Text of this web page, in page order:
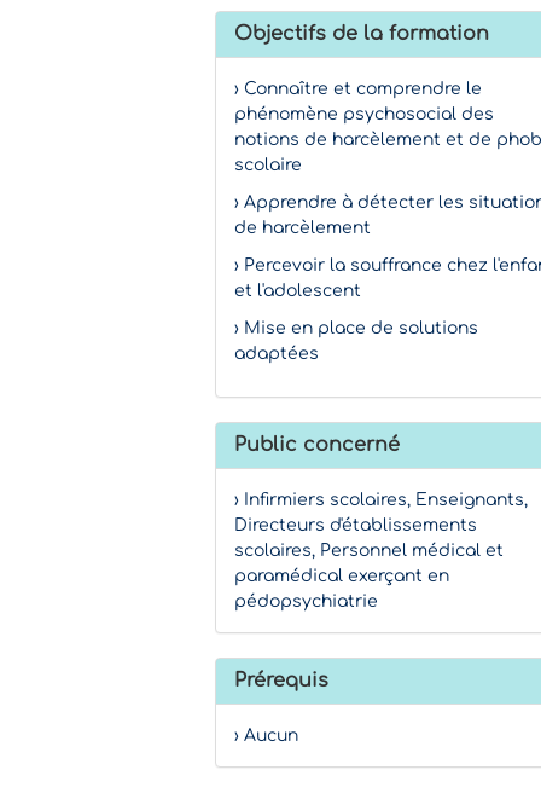
Objectifs de la formation
› Connaître et comprendre le
phénomène psychosocial des
notions de harcèlement et de
scolaire
› Apprendre à détecter les
de harcèlement
› Percevoir la souffrance chez
et l'adolescent
› Mise en place de solutions
adaptées
Public concerné
› Infirmiers scolaires, Enseignants,
Directeurs d'établissements
scolaires, Personnel médical et
paramédical exerçant en
pédopsychiatrie
Prérequis
› Aucun